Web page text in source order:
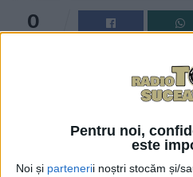
Pentru noi,
este
Noi și partenerii noștri stocăm și/
0
Primăria Suceava a
pietoni, una de pe strada
cu strada Leca Morariu, una
din dreptul Catedralei, și
intersecția cu strada Mihai
Lungu a declarat: „S-au